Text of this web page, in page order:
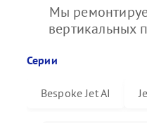
Мы
вертикальных
Серии
Bespoke Jet AI